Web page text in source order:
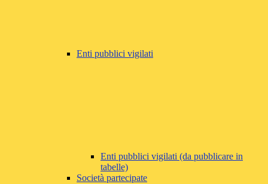
Enti pubblici vigilati
Enti pubblici vigilati (da pubblicare in
tabelle)
Società partecipate